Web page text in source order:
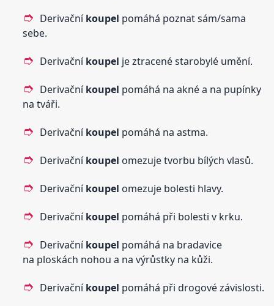
Derivačníkoupel pomáhá poznat sám/sama
sebe.
Derivačníkoupel je ztracené starobylé umění.
Derivačníkoupel pomáhá na akné a na pupínky
na tváři.
Derivačníkoupel pomáhá na astma.
Derivačníkoupel omezuje tvorbu bílých vlasů.
Derivačníkoupel omezuje bolesti hlavy.
Derivačníkoupel pomáhá při bolesti v krku.
Derivačníkoupel pomáhá na bradavice
na ploskách nohou a na výrůstky na kůži.
Derivačníkoupel pomáhá při drogové závislosti.